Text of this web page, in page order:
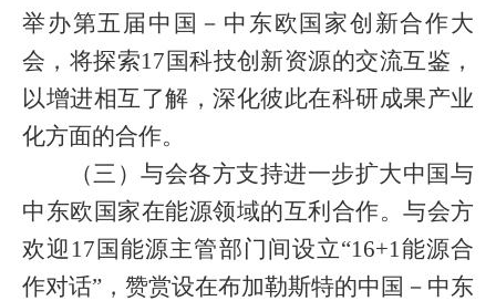
举办第五届中国－中东欧国家创新合作大
会，将探索17 国科技创新资源的交流互鉴，
以增进相互了解，深化彼此在科研成果产业
化方面的合作。
（三）与会各方支持进一步扩大中国与
中东欧国家在能源领域的互利合作。与会方
欢迎 17 国能源主管部门间设立“16+1能源合
作对话”，赞赏设在布加勒斯特的中国－中东